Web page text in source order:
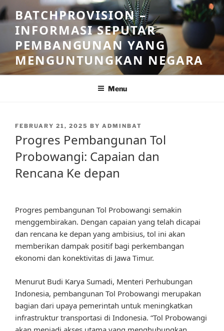
Skip
to
content
BATCHPROVISION –
INFORMASI SEPUTAR
PEMBANGUNAN YANG
MENGUNTUNGKAN NEGARA
Menu
POSTED
FEBRUARY 21, 2025 BY ADMINBAT
Progres Pembangunan Tol
Probowangi: Capaian dan
Rencana Ke depan
Progres pembangunan Tol Probowangi semakin
menggembirakan. Dengan capaian yang telah dicapai
dan rencana ke depan yang ambisius, tol ini akan
memberikan dampak positif bagi perkembangan
ekonomi dan konektivitas di Jawa Timur.
Menurut Budi Karya Sumadi, Menteri Perhubungan
Indonesia, pembangunan Tol Probowangi merupakan
bagian dari upaya pemerintah untuk meningkatkan
infrastruktur transportasi di Indonesia. “Tol Probowangi